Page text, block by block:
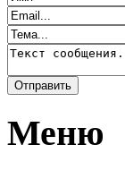
Меню